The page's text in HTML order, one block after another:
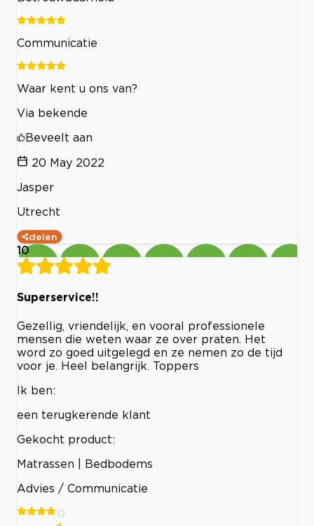
Communicatie
Waar kent u ons van?
Via bekende
Beveelt aan
20 May 2022
Jasper
Utrecht
delen
10
Superservice!!
Gezellig, vriendelijk, en vooral professionele
mensen die weten waar ze over praten. Het
word zo goed uitgelegd en ze nemen zo de tijd
voor je. Heel belangrijk. Toppers
Ik ben:
een terugkerende klant
Gekocht product:
Matrassen | Bedbodems
Advies / Communicatie